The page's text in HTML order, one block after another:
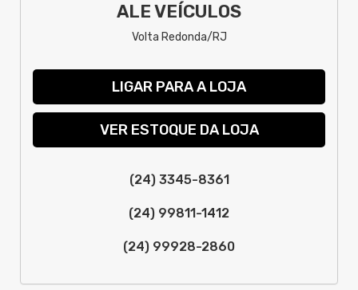
ALE VEÍCULOS
Volta Redonda/RJ
LIGAR PARA A LOJA
VER ESTOQUE DA LOJA
(24) 3345-8361
(24) 99811-1412
(24) 99928-2860